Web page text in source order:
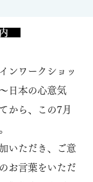
内
ンワークショッ
日本の心意気
から、この7月
いただき、ご意
お言葉をいただ